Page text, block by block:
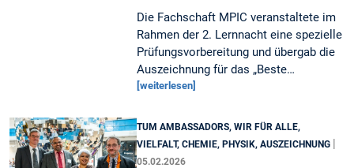
Die Fachschaft MPIC veranstaltete im
Rahmen der 2. Lernnacht eine spezielle
Prüfungsvorbereitung und übergab die
Auszeichnung für das „Beste…
[weiterlesen]
TUM AMBASSADORS, WIR FÜR ALLE,
VIELFALT, CHEMIE, PHYSIK, AUSZEICHNUNG |
05.02.2026